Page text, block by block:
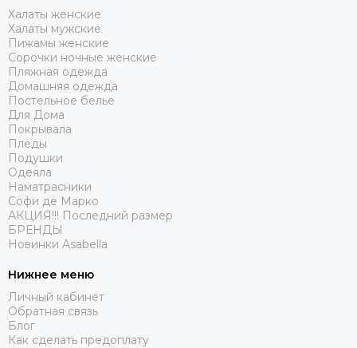
Халаты женские
Халаты мужские
Пижамы женские
Сорочки ночные женские
Пляжная одежда
Домашняя одежда
Постельное белье
Для Дома
Покрывала
Пледы
Подушки
Одеяла
Наматрасники
Софи де Марко
АКЦИЯ!!! Последний размер
БРЕНДЫ
Новинки Asabella
Нижнее меню
Личный кабинет
Обратная связь
Блог
Как сделать предоплату